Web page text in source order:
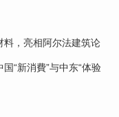
料，亮相阿尔法建筑论
“新消費”与中东“体验